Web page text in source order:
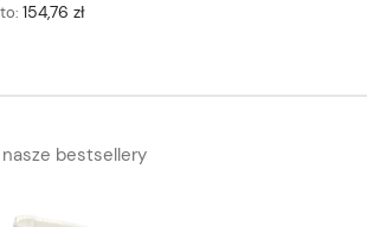
154,76 zł
bestsellery